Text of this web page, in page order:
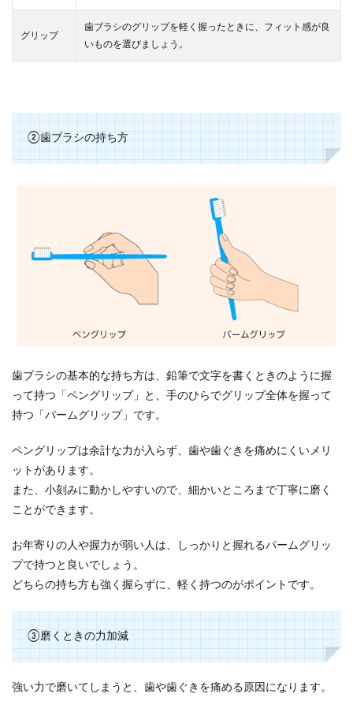
グリップ
歯ブラシのグリップを軽く握ったときに、フィット感が良
いものを選びましょう。
②歯ブラシの持ち方
歯ブラシの基本的な持ち方は、鉛筆で文字を書くときのように握
って持つ「ペングリップ」と、手のひらでグリップ全体を握って
持つ「パームグリップ」です。
ペングリップは余計な力が入らず、歯や歯ぐきを痛めにくいメリ
ットがあります。
また、小刻みに動かしやすいので、細かいところまで丁寧に磨く
ことができます。
お年寄りの人や握力が弱い人は、しっかりと握れるパームグリッ
プで持つと良いでしょう。
どちらの持ち方も強く握らずに、軽く持つのがポイントです。
③磨くときの力加減
強い力で磨いてしまうと、歯や歯ぐきを痛める原因になります。